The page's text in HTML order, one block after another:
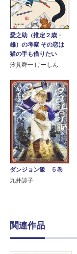
愛之助（推定２歳・
雄）の考察 その恋は
猫の手も借りたい
汐見舜一 けーしん
ダンジョン飯 ５巻
九井諒子
関連作品